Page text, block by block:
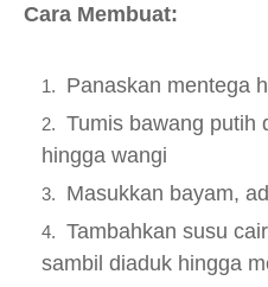
Cara Membuat:
Panaskan mentega
Tumis bawang putih
hingga wangi
Masukkan bayam,
Tambahkan susu
sambil diaduk hingga